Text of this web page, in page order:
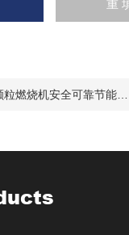
烧机安全可靠节能环保